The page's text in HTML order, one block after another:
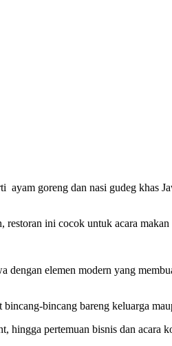
ayam goreng dan nasi gudeg khas
ini cocok untuk acara makan
elemen modern yang
bincang bareng keluarga
hingga pertemuan bisnis dan acara